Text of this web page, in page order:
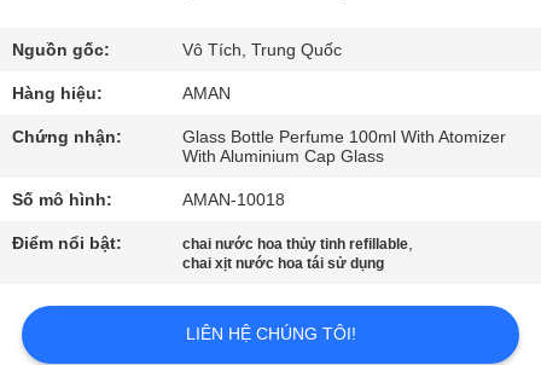
VỀ
CHÚNG
CHUYẾN
QUAN
Nguồn gốc: Vô Tích, Trung Quốc
Hàng hiệu: AMAN
Chứng nhận:
Glass Bottle Perfume 100ml With Atomizer
With Aluminium Cap Glass
Số mô hình: AMAN-10018
Điểm nổi bật: chai nước hoa thủy tinh refillable,
chai xịt nước hoa tái sử dụng
LIÊN HỆ CHÚNG TÔI!